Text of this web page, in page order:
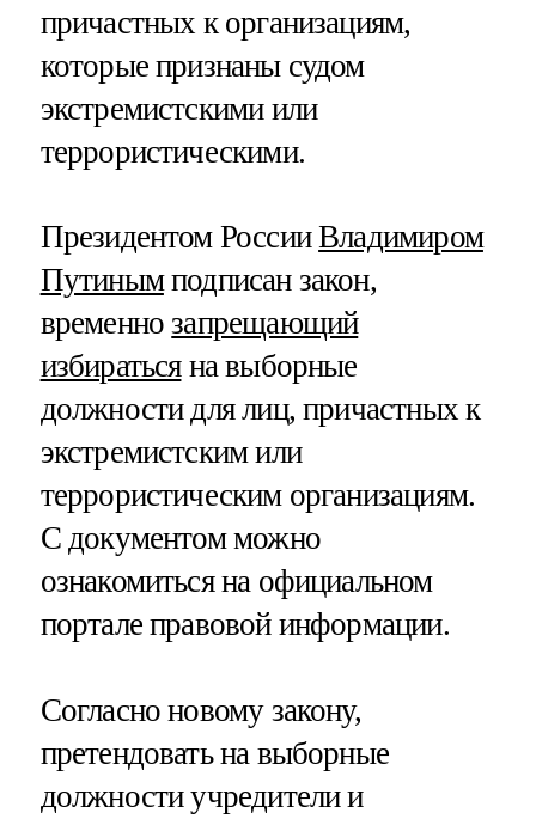
причастных к организациям,
которые признаны судом
экстремистскими или
террористическими.
Президентом РоссииВладимиром
Путинымподписан закон,
временнозапрещающий
избиратьсяна выборные
должности для лиц, причастных к
экстремистским или
террористическим организациям.
С документом можно
ознакомиться на официальном
портале правовой информации.
Согласно новому закону,
претендовать на выборные
должности учредители и